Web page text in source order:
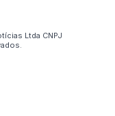
Ltda CNPJ